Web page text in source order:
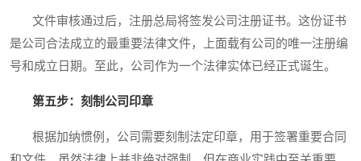
文件审核通过后，注册总局将签发公司注册证书。这份证书
是公司合法成立的最重要法律文件，上面载有公司的唯一注册编
号和成立日期。至此，公司作为一个法律实体已经正式诞生。
第五步：刻制公司印章
根据加纳惯例，公司需要刻制法定印章，用于签署重要合同